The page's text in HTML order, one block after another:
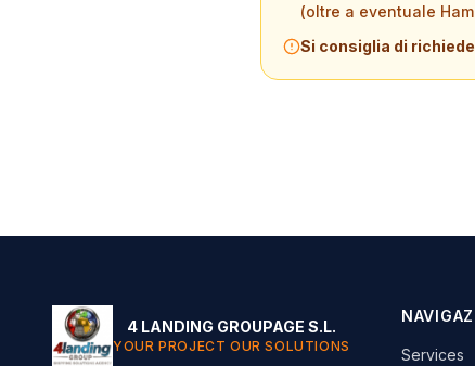
(oltre a eventuale
Si consiglia di
4 LANDING GROUPAGE S.L.
YOUR PROJECT OUR SOLUTIONS
Services